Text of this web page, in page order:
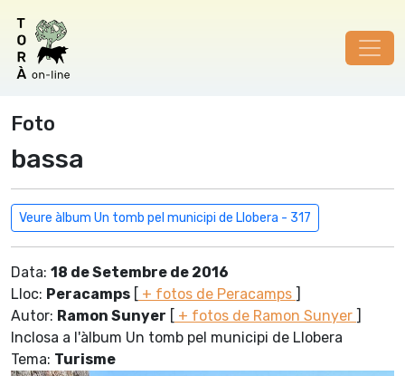
Foto
bassa
Veure àlbum Un tomb pel municipi de Llobera - 317
Data: 18 de Setembre de 2016
Lloc: Peracamps [ + fotos de Peracamps ]
Autor: Ramon Sunyer [ + fotos de Ramon Sunyer ]
Inclosa a l'àlbum Un tomb pel municipi de Llobera
Tema: Turisme